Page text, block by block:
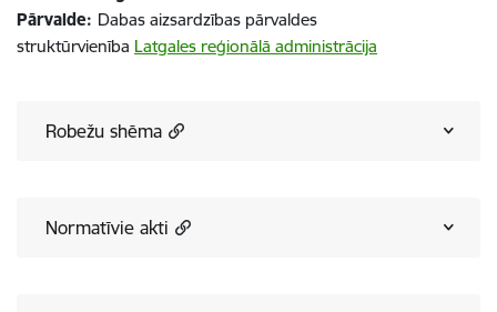
Pārvalde: Dabas aizsardzības pārvaldes
struktūrvienība Latgales reģionālā administrācija
Robežu shēma
Normatīvie akti